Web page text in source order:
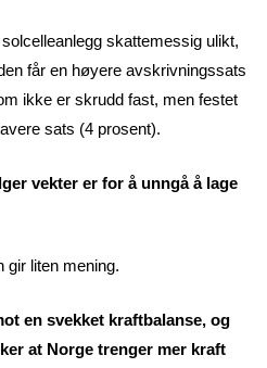
skattemessig ulikt,
får en høyere avskrivningssats
ikke er skrudd fast, men festet
sats (4 prosent).
vekter er for å unngå å lage
gir liten mening.
en svekket kraftbalanse, og
at Norge trenger mer kraft